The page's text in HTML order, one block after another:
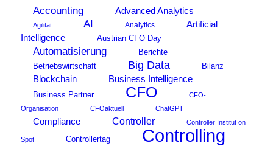
Accounting Advanced Analytics
Agilität AI Analytics
Artificial
Intelligence
Austrian CFO Day
Automatisierung
Berichte
Betriebswirtschaft
Big Data Bilanz
Blockchain Business Intelligence
Business Partner CFO
CFO-
Organisation
CFOaktuell ChatGPT
Compliance Controller Controller Institut on
Spot Controllertag Controlling